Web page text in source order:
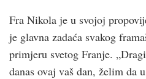
Fra Nikola je u svojoj
je glavna zadaća svakog
primjeru svetog Franje.
danas ovaj vaš dan, želim da